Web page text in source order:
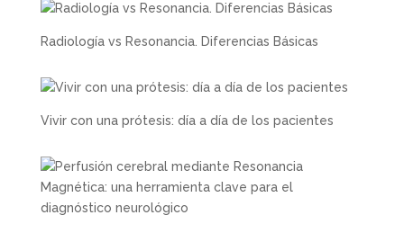
Radiología vs Resonancia. Diferencias Básicas
Vivir con una prótesis: día a día de los pacientes